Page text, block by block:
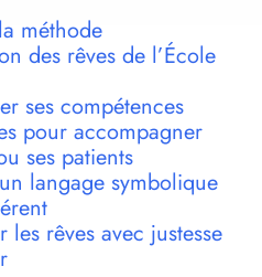
méthode
des rêves de l’École
ses compétences
pour accompagner
ses patients
langage symbolique
les rêves avec justesse